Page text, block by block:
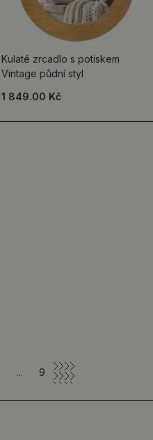
Kulaté zrcadlo s potiskem
Vintage půdní styl
1 849.00 Kč
... 9